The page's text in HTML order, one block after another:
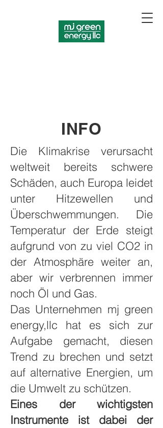
INFO
Die Klimakrise verursacht
weltweit bereits schwere
Schäden, auch Europa leidet
unter Hitzewellen und
Überschwemmungen. Die
Temperatur der Erde steigt
aufgrund von zu viel CO2 in
der Atmosphäre weiter an,
aber wir verbrennen immer
noch Öl und Gas.
Das Unternehmen mj green
energy,llc hat es sich zur
Aufgabe gemacht, diesen
Trend zu brechen und setzt
auf alternative Energien, um
die Umwelt zu schützen.
Eines der wichtigsten
Instrumente ist dabei der